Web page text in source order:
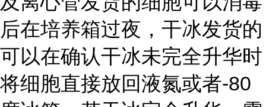
后在培养箱过夜，干冰发货的
可以在确认干冰未完全升华时
将细胞直接放回液氮或者-80